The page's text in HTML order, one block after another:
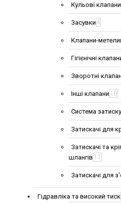
Кульові клапани
Засувки4
Клапани-
Гігієнічні
Зворотні
Інші клапани 10
Система
Затискачі для
Затискачі та
шлангів 11
Затискачі для
Гідравліка та високий тиск